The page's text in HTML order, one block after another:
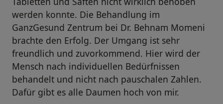
werden konnte. Die Behandlung im
GanzGesund Zentrum bei Dr. Behnam Momeni
brachte den Erfolg. Der Umgang ist sehr
freundlich und zuvorkommend. Hier wird der
Mensch nach individuellen Bedürfnissen
behandelt und nicht nach pauschalen Zahlen.
Dafür gibt es alle Daumen hoch von mir.